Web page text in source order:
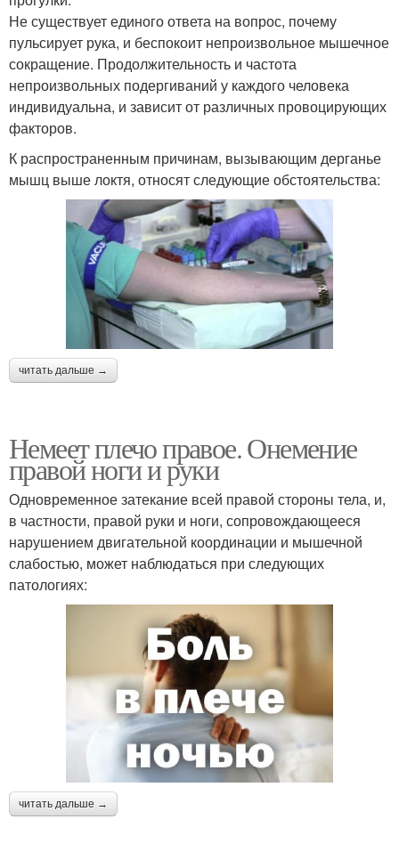
Не существует единого ответа на вопрос, почему
пульсирует рука, и беспокоит непроизвольное мышечное
сокращение. Продолжительность и частота
непроизвольных подергиваний у каждого человека
индивидуальна, и зависит от различных провоцирующих
факторов.
К распространенным причинам, вызывающим дерганье
мышц выше локтя, относят следующие обстоятельства:
читать дальше →
Немеет плечо правое. Онемение
правой ноги и руки
Одновременное затекание всей правой стороны тела, и,
в частности, правой руки и ноги, сопровождающееся
нарушением двигательной координации и мышечной
слабостью, может наблюдаться при следующих
патологиях:
читать дальше →